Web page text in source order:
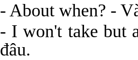
- About when? -
- I won't take but
đâu.